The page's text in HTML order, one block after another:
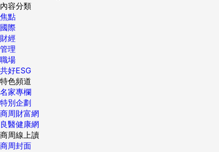
內容分類
焦點
國際
財經
管理
職場
共好ESG
特色頻道
名家專欄
特別企劃
商周財富網
良醫健康網
商周線上讀
商周封面